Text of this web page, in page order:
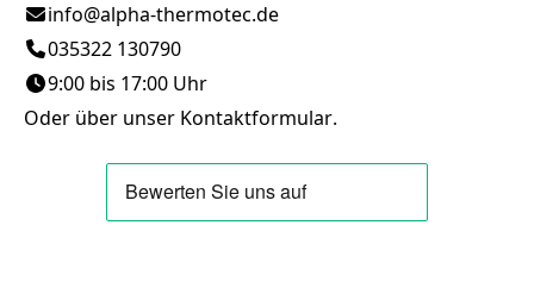
info@alpha-thermotec.de
035322 130790
9:00 bis 17:00 Uhr
Oder über unser Kontaktformular.